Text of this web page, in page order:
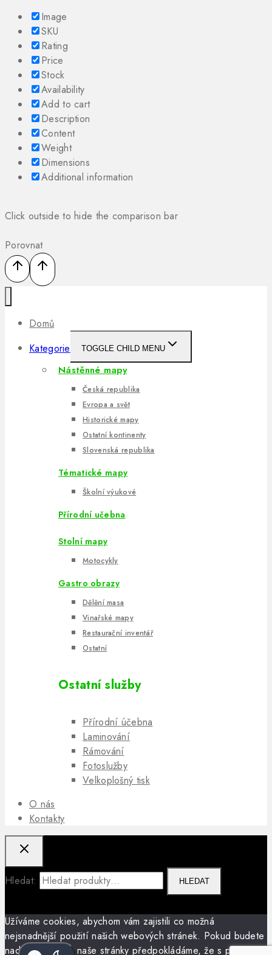
Image
SKU
Rating
Price
Stock
Availability
Add to cart
Description
Content
Weight
Dimensions
Additional information
Click outside to hide the comparison bar
Porovnat
Domů
Kategorie
TOGGLE CHILD MENU
Nástěnné mapy
Česká republika
Evropa a svět
Historické mapy
Ostatní kontinenty
Slovenská republika
Tématické mapy
Školní výukové
Přírodní učebna
Stolní mapy
Motocykly
Gastro obrazy
Dělění masa
Vinařské mapy
Restaurační inventář
Ostatní
Ostatní služby
Přírodní účebna
Laminování
Rámování
Fotoslužby
Velkoplošný tisk
O nás
Kontakty
Hledat: HLEDAT
Užíváme cookies, abychom vám zajistili co možná
nejsnadnější použití našich webových stránek. Pokud budete
nadále prohlížet naše stránky předpokládáme, že s použitím